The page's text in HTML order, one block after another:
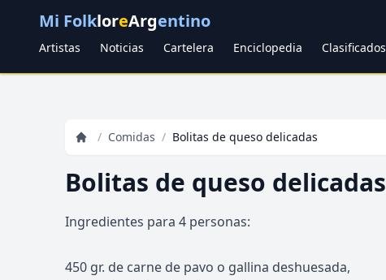
Mi FolkloreArgentino
Artistas Noticias Cartelera Enciclopedia Clasificados
/ Comidas / Bolitas de queso delicadas
Bolitas de queso delicadas
Ingredientes para 4 personas:
450 gr. de carne de pavo o gallina deshuesada,